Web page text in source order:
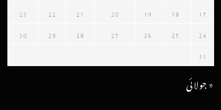
17
18
19
20
21
22
23
24
25
26
27
28
29
30
31
« جولائی